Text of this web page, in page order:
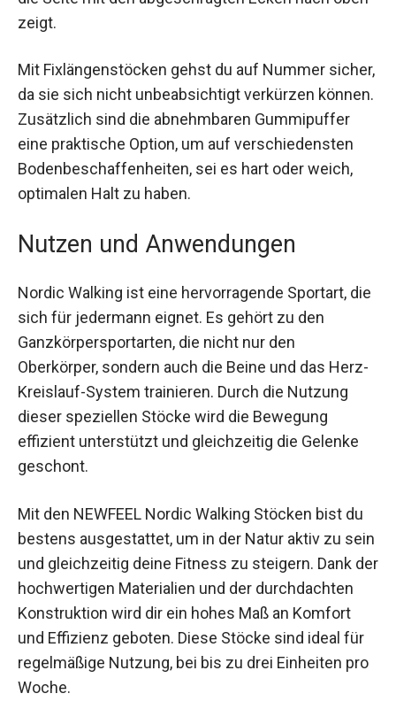
nach oben zeigt.
sicher, da sie sich nicht unbeabsichtigt verkürzen
können. Zusätzlich sind die abnehmbaren
Gummipuffer eine praktische Option, um auf
verschiedensten Bodenbeschaffenheiten, sei es
hart oder weich, optimalen Halt zu haben.
Nutzen und Anwendungen
die sich für jedermann eignet. Es gehört zu den
Ganzkörpersportarten, die nicht nur den
Oberkörper, sondern auch die Beine und das
Herz-Kreislauf-System trainieren. Durch die
Nutzung dieser speziellen Stöcke wird die
Bewegung effizient unterstützt und gleichzeitig
die Gelenke geschont.
bestens ausgestattet, um in der Natur aktiv zu
sein und gleichzeitig deine Fitness zu steigern.
Dank der hochwertigen Materialien und der
durchdachten Konstruktion wird dir ein hohes
Maß an Komfort und Effizienz geboten. Diese
Stöcke sind ideal für regelmäßige Nutzung, bei
bis zu drei Einheiten pro Woche.